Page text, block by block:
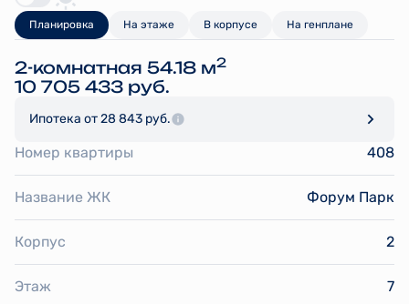
Планировка На этаже В корпусе На генплане
2-комнатная 54.18 м2
10 705 433 руб.
Ипотека от 28 843 руб.
Номер квартиры 408
Название ЖК Форум Парк
Корпус 2
Этаж 7